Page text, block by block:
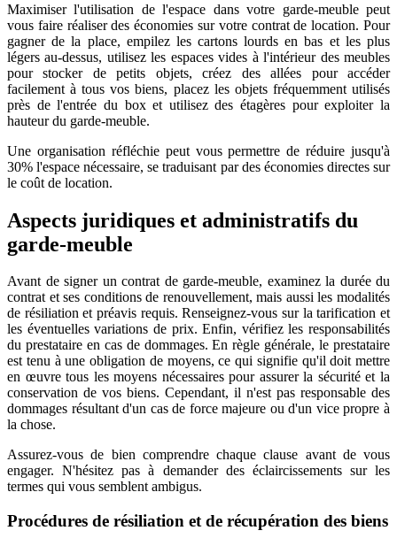
Maximiser l'utilisation de l'espace dans votre garde-meuble peut
vous faire réaliser des économies sur votre contrat de location. Pour
gagner de la place, empilez les cartons lourds en bas et les plus
légers au-dessus, utilisez les espaces vides à l'intérieur des meubles
pour stocker de petits objets, créez des allées pour accéder
facilement à tous vos biens, placez les objets fréquemment utilisés
près de l'entrée du box et utilisez des étagères pour exploiter la
hauteur du garde-meuble.
Une organisation réfléchie peut vous permettre de réduire jusqu'à
30% l'espace nécessaire, se traduisant par des économies directes sur
le coût de location.
Aspects juridiques et administratifs du
garde-meuble
Avant de signer un contrat de garde-meuble, examinez la durée du
contrat et ses conditions de renouvellement, mais aussi les modalités
de résiliation et préavis requis. Renseignez-vous sur la tarification et
les éventuelles variations de prix. Enfin, vérifiez les responsabilités
du prestataire en cas de dommages. En règle générale, le prestataire
est tenu à une obligation de moyens, ce qui signifie qu'il doit mettre
en œuvre tous les moyens nécessaires pour assurer la sécurité et la
conservation de vos biens. Cependant, il n'est pas responsable des
dommages résultant d'un cas de force majeure ou d'un vice propre à
la chose.
Assurez-vous de bien comprendre chaque clause avant de vous
engager. N'hésitez pas à demander des éclaircissements sur les
termes qui vous semblent ambigus.
Procédures de résiliation et de récupération des biens